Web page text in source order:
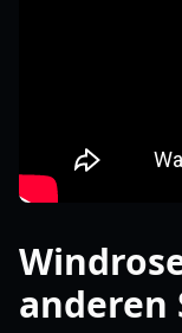
anderen